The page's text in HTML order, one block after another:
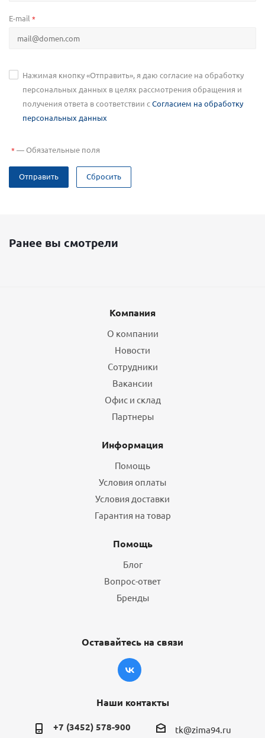
E-mail *
Нажимая кнопку «Отправить», я даю согласие на обработку
персональных данных в целях рассмотрения обращения и
получения ответа в соответствии сСогласием на обработку
персональных данных
*—Обязательные поля
Отправить Сбросить
Ранее вы смотрели
Компания
О компании
Новости
Сотрудники
Вакансии
Офис и склад
Партнеры
Информация
Помощь
Условия оплаты
Условия доставки
Гарантия на товар
Помощь
Блог
Вопрос-ответ
Бренды
Оставайтесь на связи
Наши контакты
+7 (3452) 578-900 tk@zima94.ru